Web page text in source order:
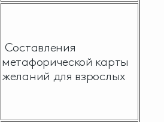
Составления
метафорической карты
желаний для взрослых